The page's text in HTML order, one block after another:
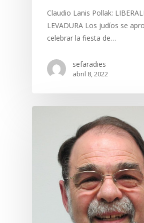
Claudio Lanis Pollak:
LEVADURA Los judíos se
celebrar la fiesta de…
sefaradies
abril 8, 2022